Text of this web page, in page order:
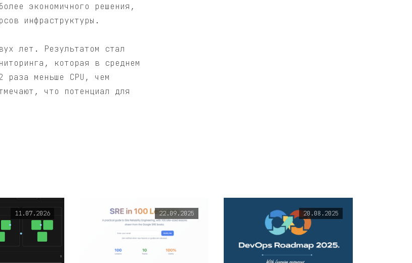
экономичного решения,
инфраструктуры.
лет. Результатом стал
которая в среднем
меньше CPU, чем
что потенциал для
11.07.2026 22.09.2025 20.08.2025